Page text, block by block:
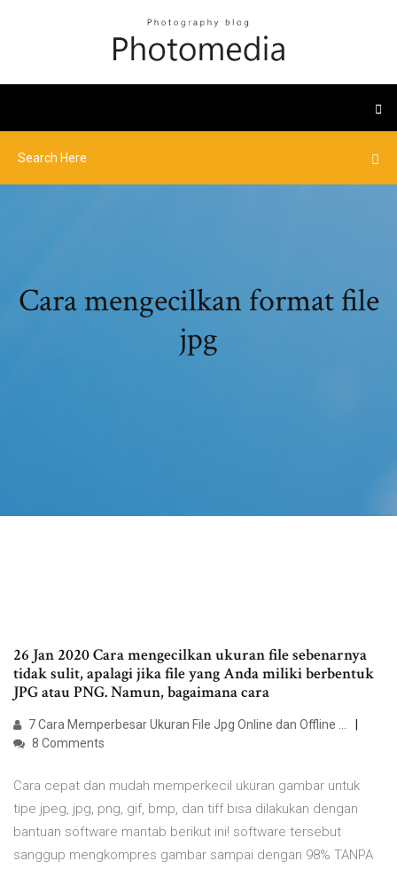
Cara mengecilkan format file
jpg
26 Jan 2020 Cara mengecilkan ukuran file sebenarnya
tidak sulit, apalagi jika file yang Anda miliki berbentuk
JPG atau PNG. Namun, bagaimana cara
7 Cara Memperbesar Ukuran File Jpg Online dan Offline ...
8 Comments
Cara cepat dan mudah memperkecil ukuran gambar untuk
tipe jpeg, jpg, png, gif, bmp, dan tiff bisa dilakukan dengan
bantuan software mantab berikut ini! software tersebut
sanggup mengkompres gambar sampai dengan 98% TANPA